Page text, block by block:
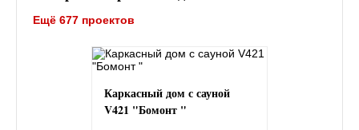
Ещё 677 проектов
Каркасный дом с сауной
V421 "Бомонт "